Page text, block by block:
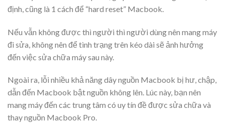
định, cũng là 1 cách để “hard reset” Macbook.
Nếu vẫn không được thì người thì người dùng nên mang máy
đi sửa, không nên để tình trạng trên kéo dài sẽ ảnh hưởng
đến việc sửa chữa máy sau này.
Ngoài ra, lỗi nhiều khả năng dây nguồn Macbook bị hư, chập,
dẫn đến Macbook bật nguồn không lên. Lúc này, bạn nên
mang máy đến các trung tâm có uy tín đề được sửa chữa và
thay nguồn Macbook Pro.